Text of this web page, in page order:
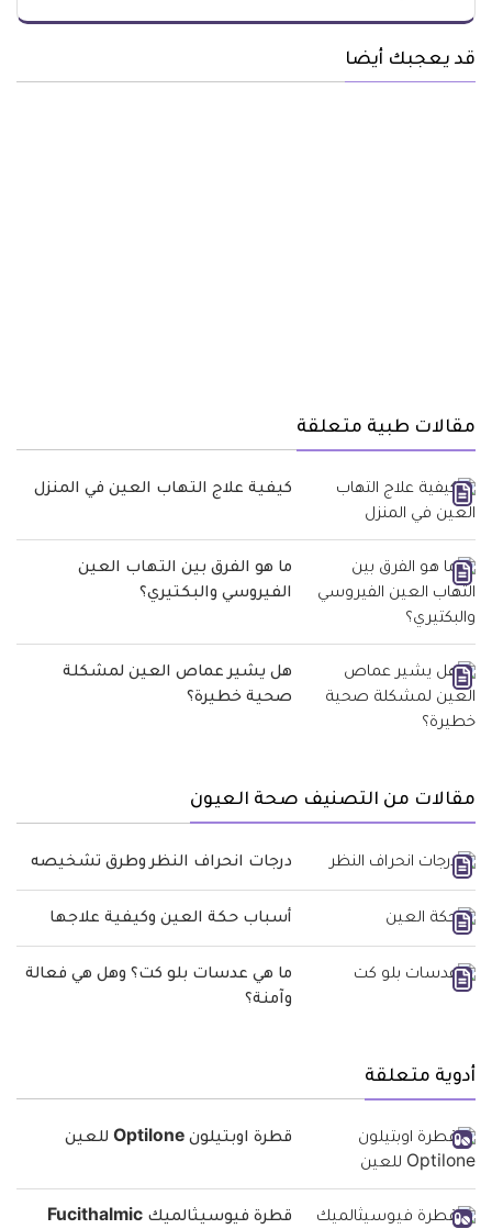
قد يعجبك أيضا
مقالات طبية متعلقة
كيفية علاج التهاب العين في المنزل
ما هو الفرق بين التهاب العين
الفيروسي والبكتيري؟
هل يشير عماص العين لمشكلة
صحية خطيرة؟
مقالات من التصنيف صحة العيون
درجات انحراف النظر وطرق تشخيصه
أسباب حكة العين وكيفية علاجها
ما هي عدسات بلو كت؟ وهل هي فعالة
وآمنة؟
أدوية متعلقة
قطرة اوبتيلون Optilone للعين
قطرة فيوسيثالميك Fucithalmic